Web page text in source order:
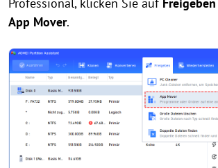
Professional, klicken Sie auf Freigeben
App Mover.